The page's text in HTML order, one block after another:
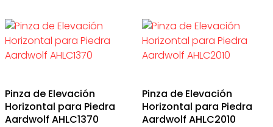
Pinza de Elevación
Horizontal para Piedra
Aardwolf AHLC1370
Pinza de Elevación
Horizontal para Piedra
Aardwolf AHLC2010